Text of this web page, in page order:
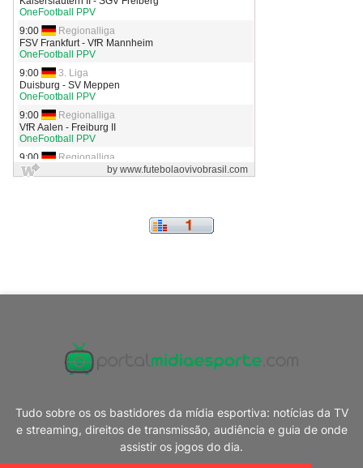
Tudo sobre os os bastidores da mídia esportiva: notícias da TV
e streaming, direitos de transmissão, audiência e guia de onde
assistir os jogos do dia.